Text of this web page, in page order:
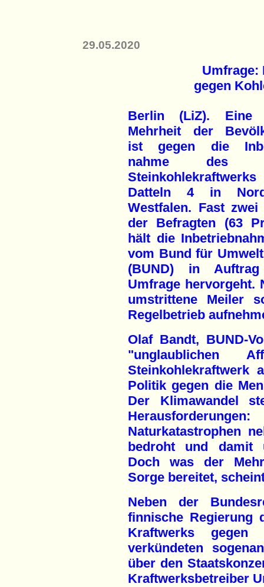
29.05.2020
Umfrage:
gegen
Berlin (LiZ). Eine
Mehrheit der
ist gegen die
nahme des
Steinkohle­kraftwerks
Datteln 4 in
Westfalen. Fast
der Befragten (63
hält die
vom Bund für
(BUND) in Auftrag
Umfrage hervorgeht.
umstrittene Meiler
Regelbetrieb
Olaf Bandt, BUND-
"unglaublichen
Steinkohlekraftwerk
Politik gegen die
Der Klimawandel
Naturkatastrophen
bedroht und damit
Doch was der
Sorge bereitet,
Neben der
finnische Regierung
Kraftwerks
verkündeten
über den
Kraftwerksbetreiber